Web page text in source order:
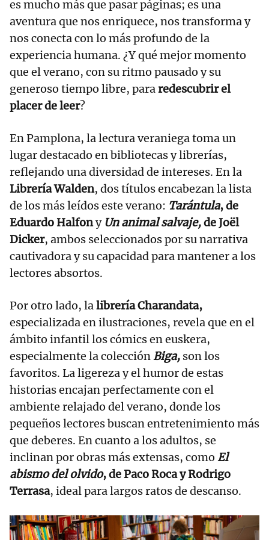
es mucho más que pasar páginas; es una
aventura que nos enriquece, nos transforma y
nos conecta con lo más profundo de la
experiencia humana. ¿Y qué mejor momento
que el verano, con su ritmo pausado y su
generoso tiempo libre, pararedescubrir el
placer de leer?
En Pamplona, la lectura veraniega toma un
lugar destacado en bibliotecas y librerías,
reflejando una diversidad de intereses. En la
Librería Walden, dos títulos encabezan la lista
de los más leídos este verano: Tarántula, de
Eduardo Halfony Un animal salvaje,de Joël
Dicker, ambos seleccionados por su narrativa
cautivadora y su capacidad para mantener a los
lectores absortos.
Por otro lado, lalibrería Charandata,
especializada en ilustraciones, revela que en el
ámbito infantil los cómics en euskera,
especialmente la colecciónBiga, son los
favoritos. La ligereza y el humor de estas
historias encajan perfectamente con el
ambiente relajado del verano, donde los
pequeños lectores buscan entretenimiento más
que deberes. En cuanto a los adultos, se
inclinan por obras más extensas, como El
abismo del olvido, de Paco Roca y Rodrigo
Terrasa, ideal para largos ratos de descanso.